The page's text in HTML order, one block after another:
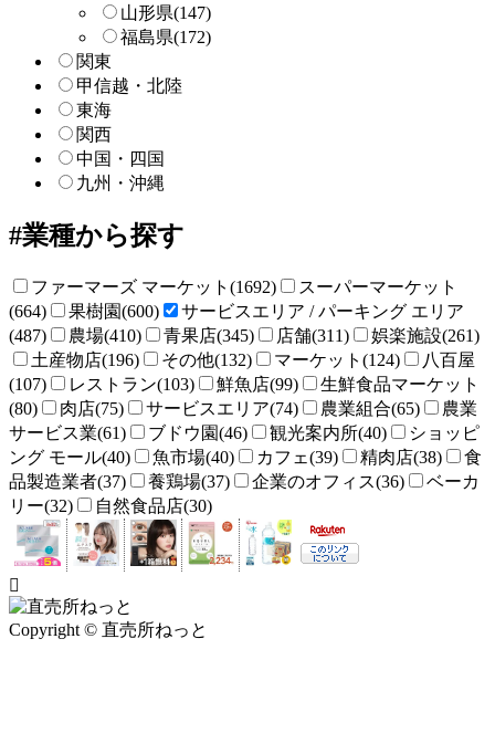
山形県(147)
福島県(172)
関東
甲信越・北陸
東海
関西
中国・四国
九州・沖縄
業種から探す
ファーマーズ マーケット(1692)
スーパーマーケット
(664)
果樹園(600)
サービスエリア / パーキング エリア
(487)
農場(410) 青果店(345) 店舗(311)
娯楽施設(261)
土産物店(196)
その他(132) マーケット(124)
八百屋
(107)
レストラン(103) 鮮魚店(99)
生鮮食品マーケット
(80)
肉店(75) サービスエリア(74) 農業組合(65)
農業
サービス業(61)
ブドウ園(46) 観光案内所(40)
ショッピ
ング モール(40)
魚市場(40) カフェ(39) 精肉店(38)
食
品製造業者(37)
養鶏場(37) 企業のオフィス(36)
ベーカ
リー(32)
自然食品店(30)
Copyright © 直売所ねっと